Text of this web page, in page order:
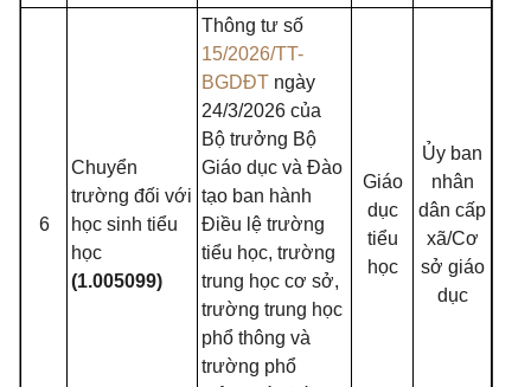
6
Chuyển
trường đối với
học sinh tiểu
học
(1.005099)
Thông tư số
15/2026/TT-
BGDĐT ngày
24/3/2026 của
Bộ trưởng Bộ
Giáo dục và Đào
tạo ban hành
Điều lệ trường
tiểu học, trường
trung học cơ sở,
trường trung học
phổ thông và
trường phổ
Giáo
dục
tiểu
học
Ủy ban
nhân
dân cấp
xã/Cơ
sở giáo
dục